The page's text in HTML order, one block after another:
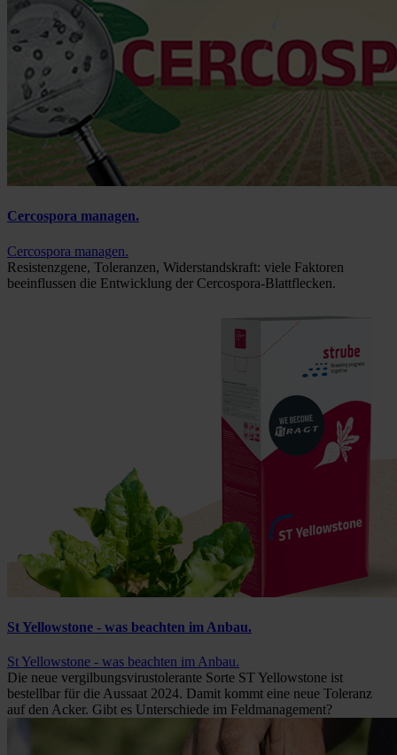
Cercospora managen.
Cercospora managen.
Resistenzgene, Toleranzen, Widerstandskraft: viele Faktoren
beeinflussen die Entwicklung der Cercospora-Blattflecken.
St Yellowstone - was beachten im Anbau.
St Yellowstone - was beachten im Anbau.
Die neue vergilbungsvirustolerante Sorte ST Yellowstone ist
bestellbar für die Aussaat 2024. Damit kommt eine neue Toleranz
auf den Acker. Gibt es Unterschiede im Feldmanagement?